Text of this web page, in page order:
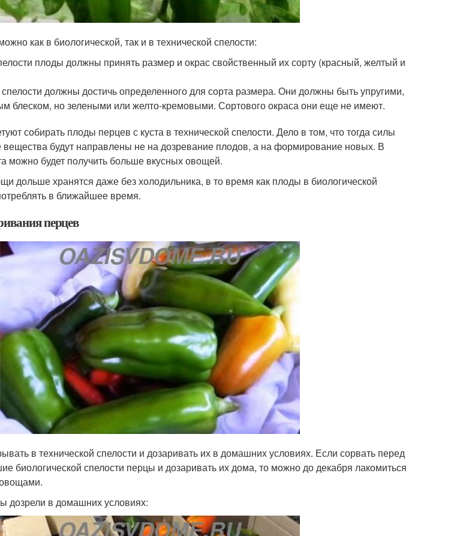
как в биологической, так и в технической спелости:
плоды должны принять размер и окрас свойственный их сорту (красный, желтый и
должны достичь определенного для сорта размера. Они должны быть упругими,
блеском, но зелеными или желто-кремовыми. Сортового окраса они еще не имеют.
собирать плоды перцев с куста в технической спелости. Дело в том, что тогда силы
вещества будут направлены не на дозревание плодов, а на формирование новых. В
можно будет получить больше вкусных овощей.
дольше хранятся даже без холодильника, в то время как плоды в биологической
в ближайшее время.
перцев
в технической спелости и дозаривать их в домашних условиях. Если сорвать перед
биологической спелости перцы и дозаривать их дома, то можно до декабря лакомиться
дозрели в домашних условиях: